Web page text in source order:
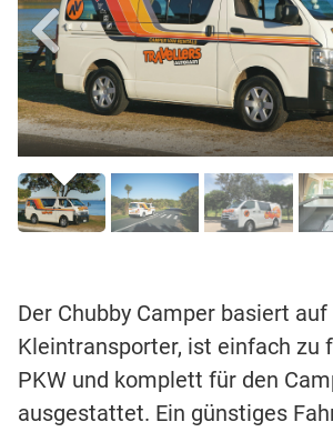
Der Chubby Camper basiert
Kleintransporter, ist einfach zu
PKW und komplett für den
ausgestattet. Ein günstiges